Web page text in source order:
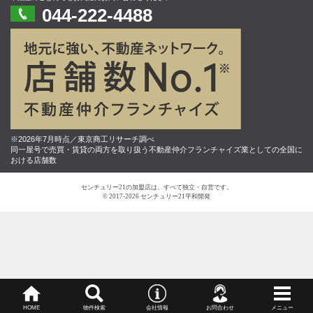
044-222-4488
※2026年7月時点／東京商工リサーチ調べ
同一屋号で売買・賃貸の両方を取り扱う不動産仲介フランチャイズ業としての全国に
おける店舗数
センチュリー21の加盟店は、すべて独立・自営です。
© 2017-2026 センチュリー21平和開発
HOME 物件検索 会社情報 お問合わせ メニュー